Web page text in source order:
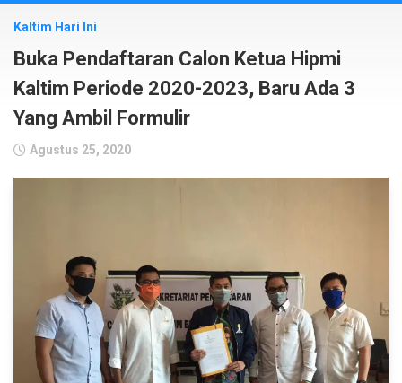
Kaltim Hari Ini
Buka Pendaftaran Calon Ketua Hipmi
Kaltim Periode 2020-2023, Baru Ada 3
Yang Ambil Formulir
Agustus 25, 2020